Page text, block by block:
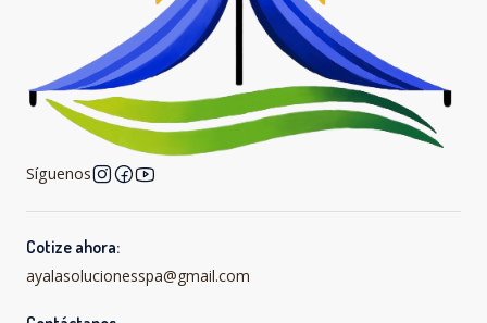
Síguenos
Cotize ahora:
ayalasolucionesspa@gmail.com